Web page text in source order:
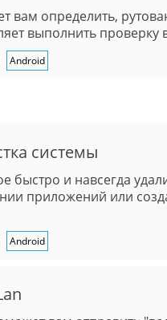
вам определить,
выполнить проверку
Android
системы
быстро и навсегда
приложений или
Android